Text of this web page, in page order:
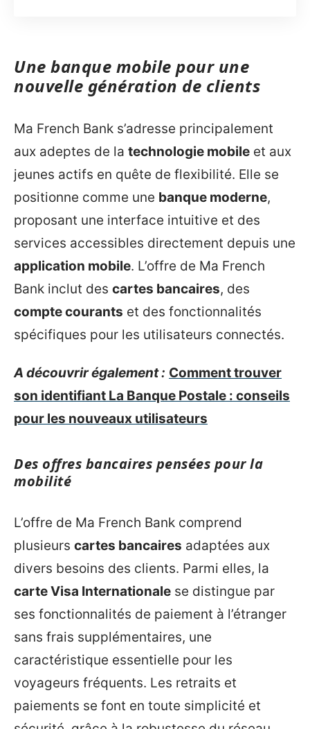
Une banque mobile pour une
nouvelle génération de clients
Ma French Bank s’adresse principalement
aux adeptes de la technologie mobile et aux
jeunes actifs en quête de flexibilité. Elle se
positionne comme une banque moderne,
proposant une interface intuitive et des
services accessibles directement depuis une
application mobile. L’offre de Ma French
Bank inclut des cartes bancaires, des
compte courants et des fonctionnalités
spécifiques pour les utilisateurs connectés.
A découvrir également : Comment trouver
son identifiant La Banque Postale : conseils
pour les nouveaux utilisateurs
Des offres bancaires pensées pour la
mobilité
L’offre de Ma French Bank comprend
plusieurs cartes bancaires adaptées aux
divers besoins des clients. Parmi elles, la
carte Visa Internationale se distingue par
ses fonctionnalités de paiement à l’étranger
sans frais supplémentaires, une
caractéristique essentielle pour les
voyageurs fréquents. Les retraits et
paiements se font en toute simplicité et